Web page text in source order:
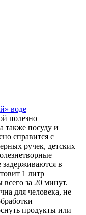
воде
полезно
также посуду и
справится с
ручек, детских
в
1 литр
за 20 минут.
для человека, не
продукты или